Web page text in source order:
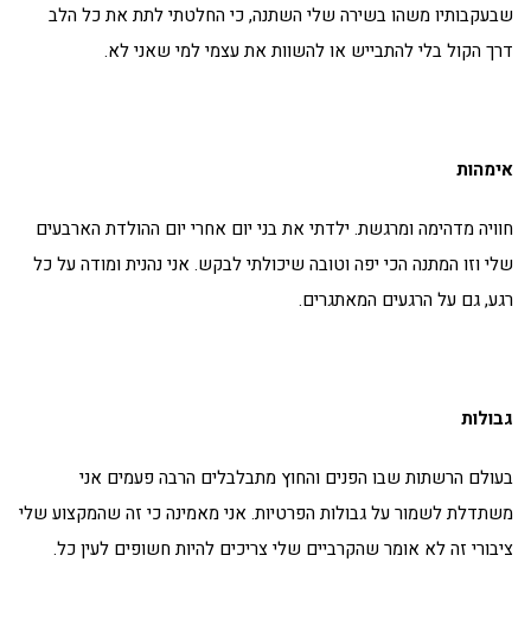
שבעקבותיו משהו בשירה שלי השתנה, כי החלטתי לתת את כל הלב
דרך הקול בלי להתבייש או להשוות את עצמי למי שאני לא.
אימהות
חוויה מדהימה ומרגשת. ילדתי את בני יום אחרי יום ההולדת הארבעים
שלי וזו המתנה הכי יפה וטובה שיכולתי לבקש. אני נהנית ומודה על כל
רגע, גם על הרגעים המאתגרים.
גבולות
בעולם הרשתות שבו הפנים והחוץ מתבלבלים הרבה פעמים אני
משתדלת לשמור על גבולות הפרטיות. אני מאמינה כי זה שהמקצוע שלי
ציבורי זה לא אומר שהקרביים שלי צריכים להיות חשופים לעין כל.